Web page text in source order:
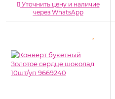
Уточнить цену и наличие
через WhatsApp